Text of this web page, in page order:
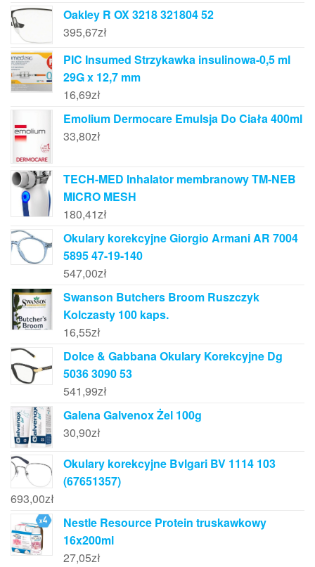
Oakley R OX 3218 321804 52
395,67zł
PIC Insumed Strzykawka insulinowa-0,5 ml
29G x 12,7 mm
16,69zł
Emolium Dermocare Emulsja Do Ciała 400ml
33,80zł
TECH-MED Inhalator membranowy TM-NEB
MICRO MESH
180,41zł
Okulary korekcyjne Giorgio Armani AR 7004
5895 47-19-140
547,00zł
Swanson Butchers Broom Ruszczyk
Kolczasty 100 kaps.
16,55zł
Dolce & Gabbana Okulary Korekcyjne Dg
5036 3090 53
541,99zł
Galena Galvenox Żel 100g
30,90zł
Okulary korekcyjne Bvlgari BV 1114 103
(67651357)
693,00zł
Nestle Resource Protein truskawkowy
16x200ml
27,05zł